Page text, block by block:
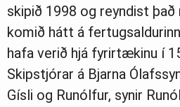
skipið 1998 og reyndist það
komið hátt á
hafa verið hjá fyrirtækinu í
Skipstjórar á Bjarna
Gísli og Runólfur, synir